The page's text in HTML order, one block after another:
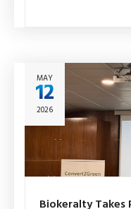
MAY
12
2026
Biokeralty Takes